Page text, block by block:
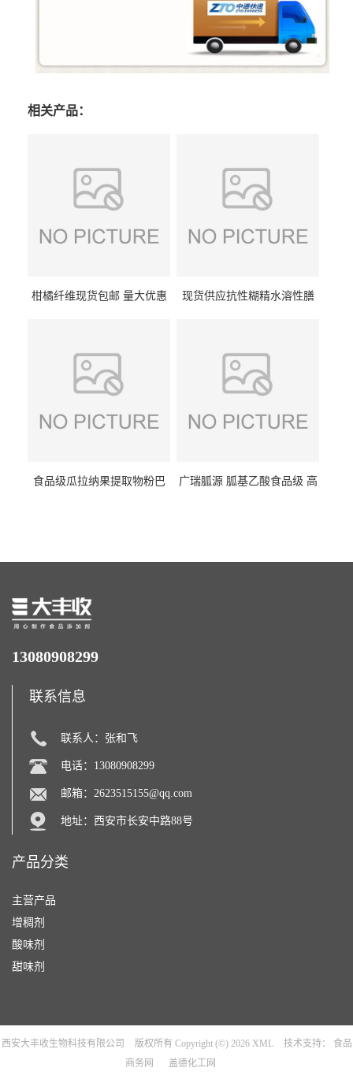
相关产品：
柑橘纤维现货包邮 量大优惠
现货供应抗性糊精水溶性膳
食品级瓜拉纳果提取物粉巴
广瑞胍源 胍基乙酸食品级 高
13080908299
联系信息
联系人：张和飞
电话：13080908299
邮箱： 2623515155@qq.com
地址：西安市长安中路88号
产品分类
主营产品
增稠剂
酸味剂
甜味剂
西安大丰收生物科技有限公司 版权所有 Copyright (©) 2026 XML 技术支持：
食品
商务网
盖德化工网